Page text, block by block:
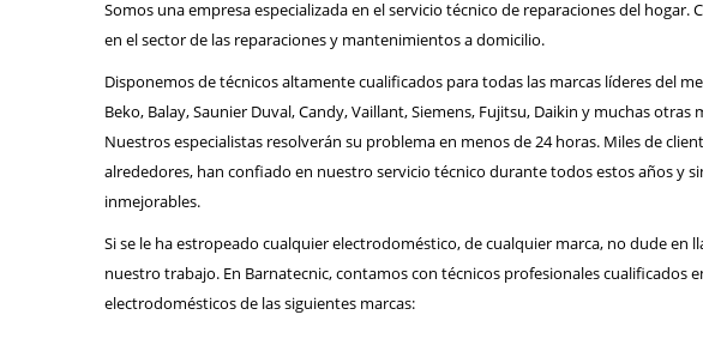
Somos una empresa especializada en el servicio técnico de reparaciones del hogar.
en el sector de las reparaciones y mantenimientos a domicilio.
Disponemos de técnicos altamente cualificados para todas las marcas líderes del
Beko, Balay, Saunier Duval, Candy, Vaillant, Siemens, Fujitsu, Daikin y muchas otras
Nuestros especialistas resolverán su problema en menos de 24 horas. Miles de
alrededores, han confiado en nuestro servicio técnico durante todos estos años y
inmejorables.
Si se le ha estropeado cualquier electrodoméstico, de cualquier marca, no dude
nuestro trabajo. En Barnatecnic, contamos con técnicos profesionales cualificados
electrodomésticos de las siguientes marcas: